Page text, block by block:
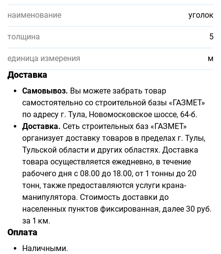
наименование уголок
толщина 5
единица измерения м
Доставка
Самовывоз. Вы можете забрать товар
самостоятельно со строительной базы «ГАЗМЕТ»
по адресу г. Тула, Новомосковское шоссе, 64-б.
Доставка. Сеть строительных баз «ГАЗМЕТ»
организует доставку товаров в пределах г. Тулы,
Тульской области и других областях. Доставка
товара осуществляется ежедневно, в течение
рабочего дня с 08.00 до 18.00, от 1 тонны до 20
тонн, также предоставляются услуги крана-
манипулятора. Стоимость доставки до
населенных пунктов фиксированная, далее 30 руб.
за 1 км.
Оплата
Наличными.